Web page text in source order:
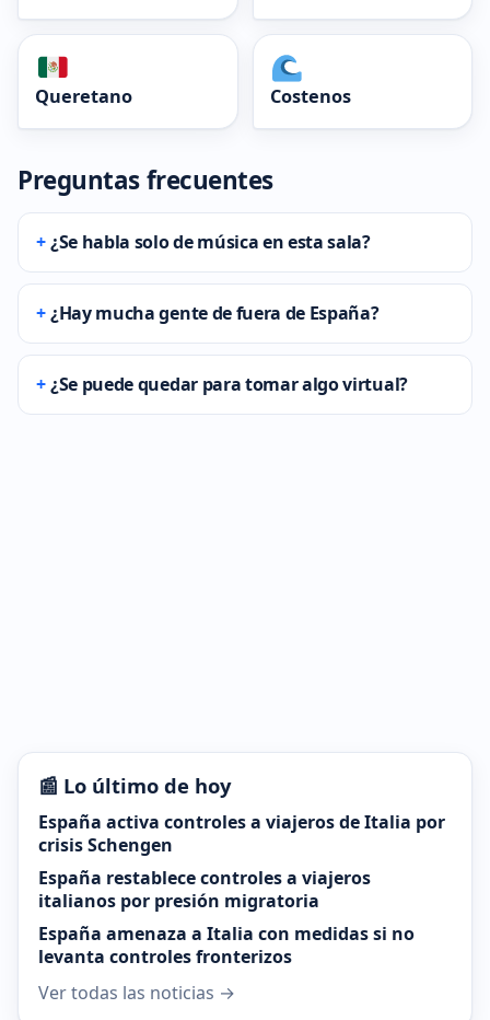
Queretano Costenos
Preguntas frecuentes
¿Se habla solo de música en esta sala?
¿Hay mucha gente de fuera de España?
¿Se puede quedar para tomar algo virtual?
📰 Lo último de hoy
España activa controles a viajeros de Italia por
crisis Schengen
España restablece controles a viajeros
italianos por presión migratoria
España amenaza a Italia con medidas si no
levanta controles fronterizos
Ver todas las noticias →